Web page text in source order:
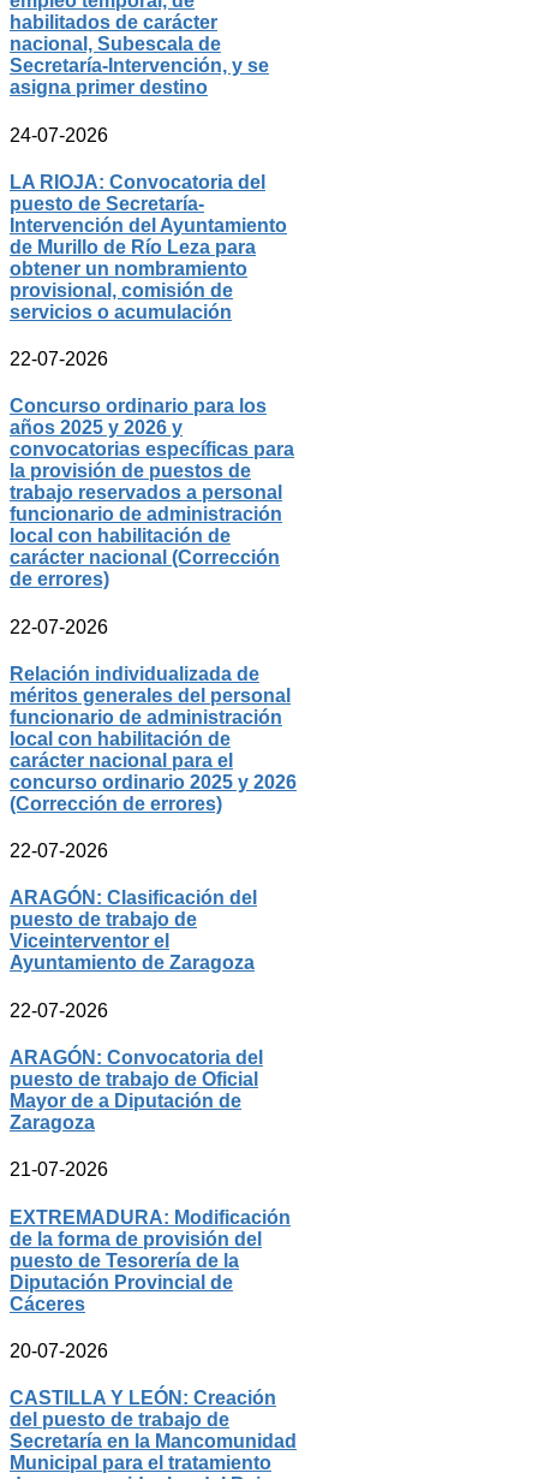
habilitados de carácter
nacional, Subescala de
Secretaría-Intervención, y se
asigna primer destino
24-07-2026
LA RIOJA: Convocatoria del
puesto de Secretaría-
Intervención del Ayuntamiento
de Murillo de Río Leza para
obtener un nombramiento
provisional, comisión de
servicios o acumulación
22-07-2026
Concurso ordinario para los
años 2025 y 2026 y
convocatorias específicas para
la provisión de puestos de
trabajo reservados a personal
funcionario de administración
local con habilitación de
carácter nacional (Corrección
de errores)
22-07-2026
Relación individualizada de
méritos generales del personal
funcionario de administración
local con habilitación de
carácter nacional para el
concurso ordinario 2025 y 2026
(Corrección de errores)
22-07-2026
ARAGÓN: Clasificación del
puesto de trabajo de
Viceinterventor el
Ayuntamiento de Zaragoza
22-07-2026
ARAGÓN: Convocatoria del
puesto de trabajo de Oficial
Mayor de a Diputación de
Zaragoza
21-07-2026
EXTREMADURA: Modificación
de la forma de provisión del
puesto de Tesorería de la
Diputación Provincial de
Cáceres
20-07-2026
CASTILLA Y LEÓN: Creación
del puesto de trabajo de
Secretaría en la Mancomunidad
Municipal para el tratamiento